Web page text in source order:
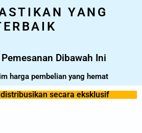
YANG
Dibawah Ini
harga pembelian yang hemat
secara eksklusif